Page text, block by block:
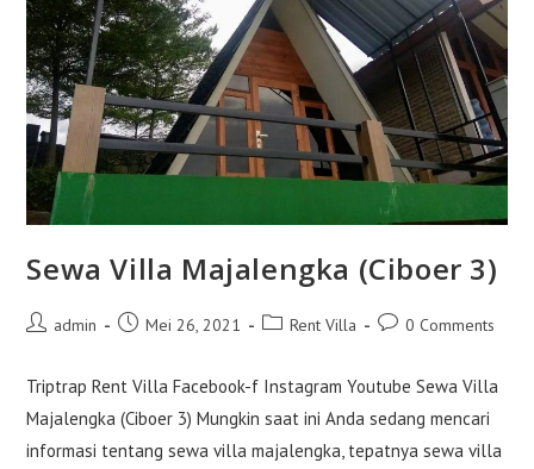
Sewa Villa Majalengka (Ciboer 3)
Postadmin
PostMei 26, 2021
PostRent Villa
Post0 Comments
Triptrap Rent Villa Facebook-f Instagram Youtube Sewa Villa
Majalengka (Ciboer 3) Mungkin saat ini Anda sedang mencari
informasi tentang sewa villa majalengka, tepatnya sewa villa